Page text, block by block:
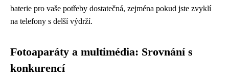
baterie pro vaše potřeby dostatečná, zejména pokud jste zvyklí
na telefony s delší výdrží.
Fotoaparáty a multimédia: Srovnání s
konkurencí